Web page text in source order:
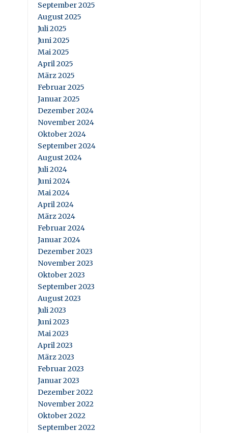
September 2025
August 2025
Juli 2025
Juni 2025
Mai 2025
April 2025
März 2025
Februar 2025
Januar 2025
Dezember 2024
November 2024
Oktober 2024
September 2024
August 2024
Juli 2024
Juni 2024
Mai 2024
April 2024
März 2024
Februar 2024
Januar 2024
Dezember 2023
November 2023
Oktober 2023
September 2023
August 2023
Juli 2023
Juni 2023
Mai 2023
April 2023
März 2023
Februar 2023
Januar 2023
Dezember 2022
November 2022
Oktober 2022
September 2022